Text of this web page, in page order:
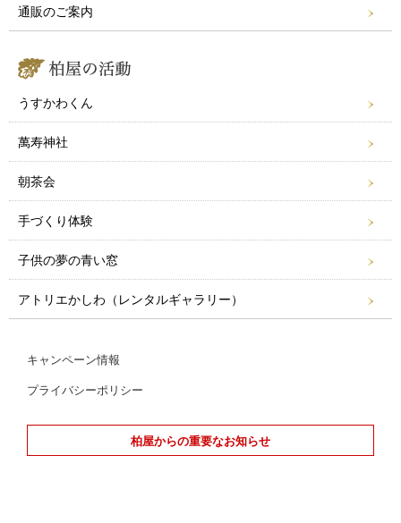
通販のご案内
うすかわくん
萬寿神社
朝茶会
手づくり体験
子供の夢の青い窓
アトリエかしわ（レンタルギャラリー）
キャンペーン情報
プライバシーポリシー
柏屋からの重要なお知らせ